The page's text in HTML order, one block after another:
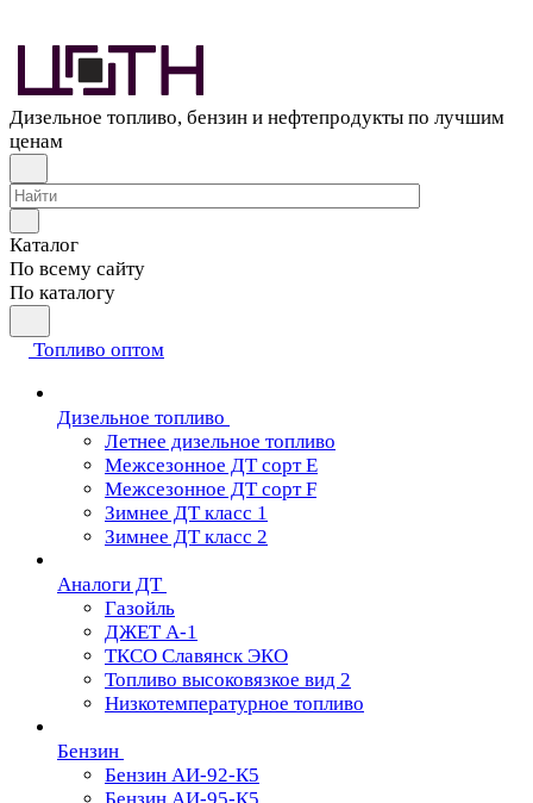
Дизельное топливо, бензин и нефтепродукты по лучшим
ценам
Каталог
По всему сайту
По каталогу
Топливо оптом
Дизельное топливо
Летнее дизельное топливо
Межсезонное ДТ сорт Е
Межсезонное ДТ сорт F
Зимнее ДТ класс 1
Зимнее ДТ класс 2
Аналоги ДТ
Газойль
ДЖЕТ А-1
ТКСО Славянск ЭКО
Топливо высоковязкое вид 2
Низкотемпературное топливо
Бензин
Бензин АИ-92-К5